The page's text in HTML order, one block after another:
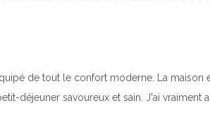
de tout le confort moderne. La maison
déjeuner savoureux et sain. J'ai